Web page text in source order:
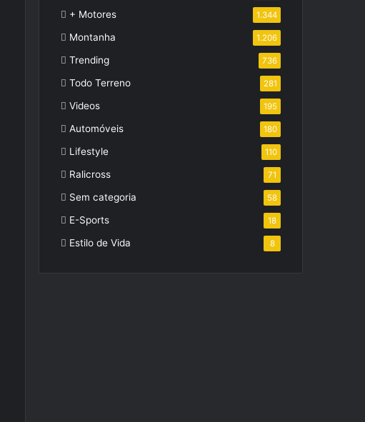
+ Motores 1.344
Montanha 1.206
Trending 736
Todo Terreno 281
Videos 195
Automóveis 180
Lifestyle 110
Ralicross 71
Sem categoria 58
E-Sports 18
Estilo de Vida 8